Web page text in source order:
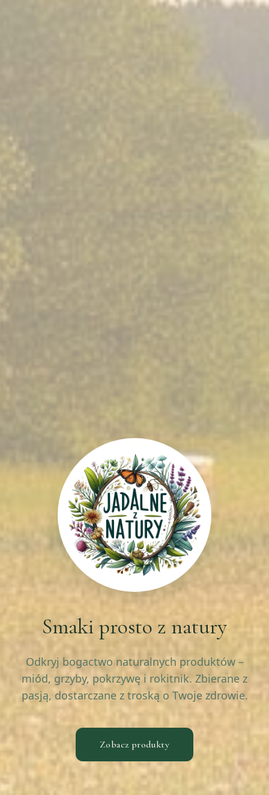
Smaki prosto z natury
Odkryj bogactwo naturalnych produktów –
miód, grzyby, pokrzywę i rokitnik. Zbierane z
pasją, dostarczane z troską o Twoje zdrowie.
Zobacz produkty